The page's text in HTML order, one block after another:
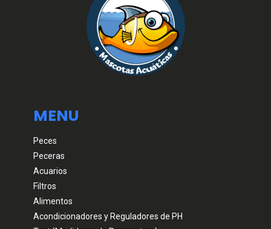
MENU
Peces
Peceras
Acuarios
Filtros
Alimentos
Acondicionadores y Reguladores de PH